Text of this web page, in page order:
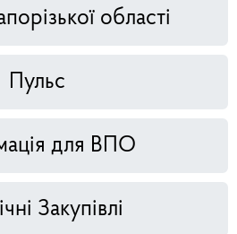
області
Пульс
для ВПО
Закупівлі